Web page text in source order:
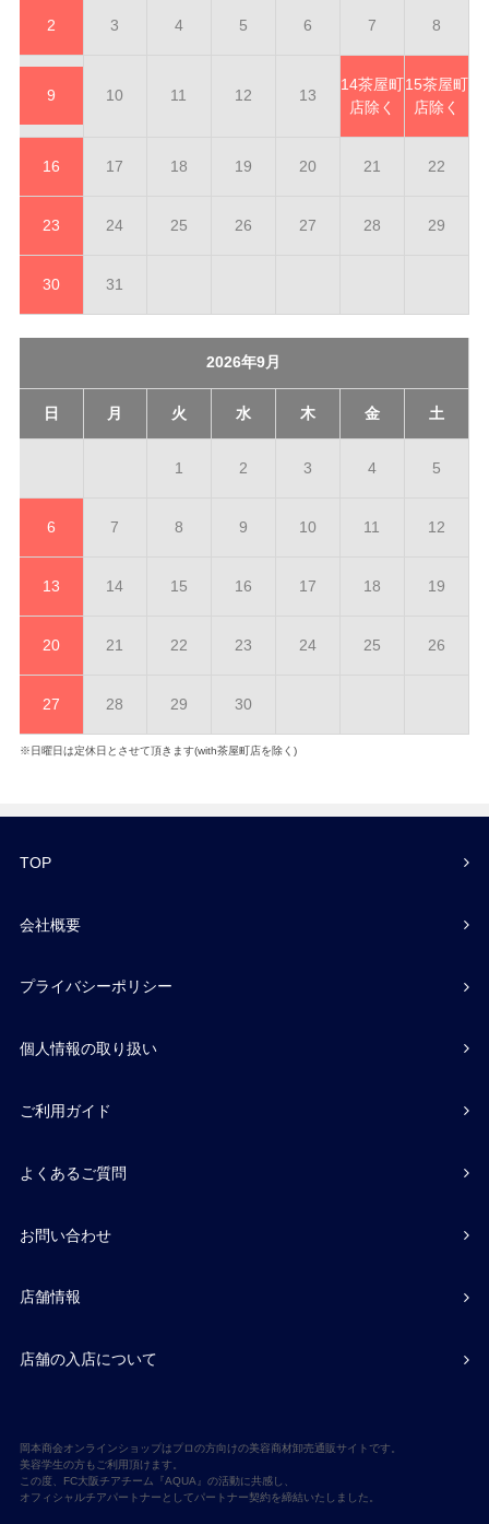
2 3 4 5 6 7 8
9 10 11 12 13
14茶屋町
店除く
15茶屋町
店除く
16 17 18 19 20 21 22
23 24 25 26 27 28 29
30 31
2026年9月
日 月 火 水 木 金 土
1 2 3 4 5
6 7 8 9 10 11 12
13 14 15 16 17 18 19
20 21 22 23 24 25 26
27 28 29 30
※日曜日は定休日とさせて頂きます(with茶屋町店を除く)
TOP
会社概要
プライバシーポリシー
個人情報の取り扱い
ご利用ガイド
よくあるご質問
お問い合わせ
店舗情報
店舗の入店について
岡本商会オンラインショップはプロの方向けの美容商材卸売通販サイトです。
美容学生の方もご利用頂けます。
この度、FC大阪チアチーム『AQUA』の活動に共感し、
オフィシャルチアパートナーとしてパートナー契約を締結いたしました。